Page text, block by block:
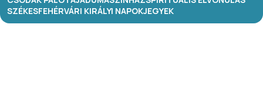
SZÉKESFEHÉRVÁRI KIRÁLYI NAPOKJEGYEK